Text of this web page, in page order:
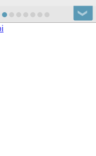
Pubblicato il 6 Agosto, 2026